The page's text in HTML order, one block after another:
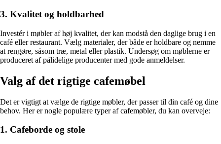
3. Kvalitet og holdbarhed
Investér i møbler af høj kvalitet, der kan modstå den daglige brug i en
café eller restaurant. Vælg materialer, der både er holdbare og nemme
at rengøre, såsom træ, metal eller plastik. Undersøg om møblerne er
produceret af pålidelige producenter med gode anmeldelser.
Valg af det rigtige cafemøbel
Det er vigtigt at vælge de rigtige møbler, der passer til din café og dine
behov. Her er nogle populære typer af cafemøbler, du kan overveje:
1. Cafeborde og stole